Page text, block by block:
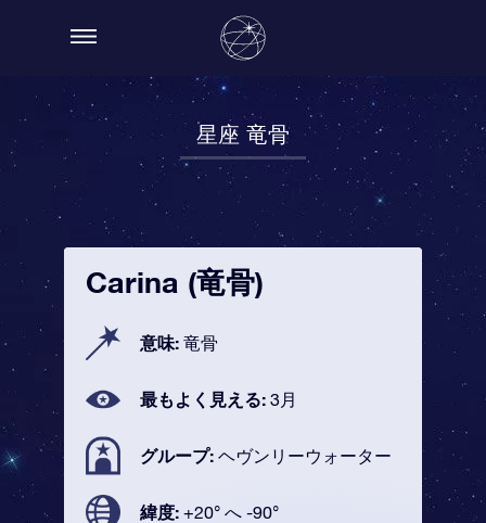
星座 竜骨
Carina (竜骨)
意味: 竜骨
最もよく見える: 3月
グループ: ヘヴンリーウォーター
緯度: +20° へ -90°